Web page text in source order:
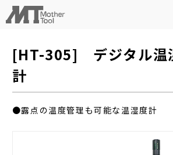
[HT-305] デジタル温
計
●露点の温度管理も可能な温湿度計